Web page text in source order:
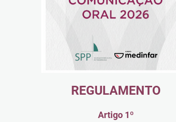
Grupo de Estudos Défice de Alfa-1
Núcleo de Estudo de Fibrose Quística
REGULAMENTO
Artigo 1º